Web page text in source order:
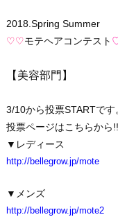
2018.Spring Summer
♡♡モテヘアコンテスト
【美容部門】
3/10から投票STARTです
投票ページはこちらから!!
▼レディース
http://bellegrow.jp/mote
▼メンズ
http://bellegrow.jp/mote2